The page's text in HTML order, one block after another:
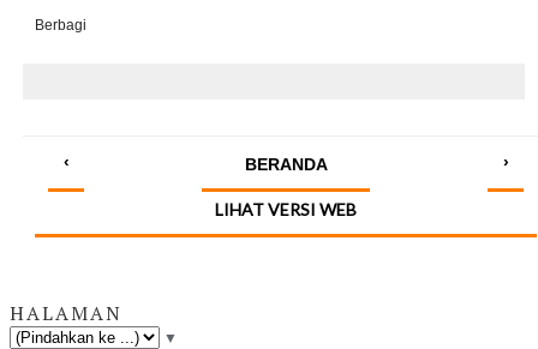
Berbagi
‹ ›
BERANDA
LIHAT VERSI WEB
HALAMAN
▼